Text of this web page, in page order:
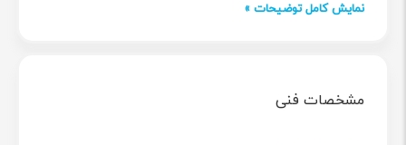
نمایش کامل توضیحات »
مشخصات فنی